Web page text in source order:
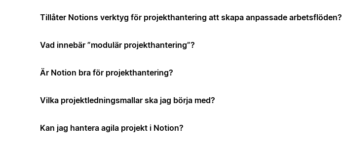
Tillåter Notions verktyg för projekthantering att skapa anpassade arbetsflöden?
Vad innebär ”modulär projekthantering”?
Är Notion bra för projekthantering?
Vilka projektledningsmallar ska jag börja med?
Kan jag hantera agila projekt i Notion?